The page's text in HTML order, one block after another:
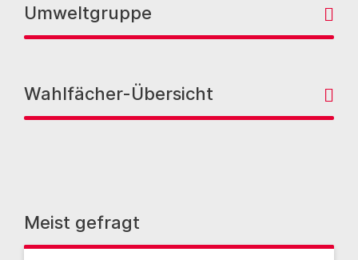
Umweltgruppe
Wahlfächer-Übersicht
Meist gefragt